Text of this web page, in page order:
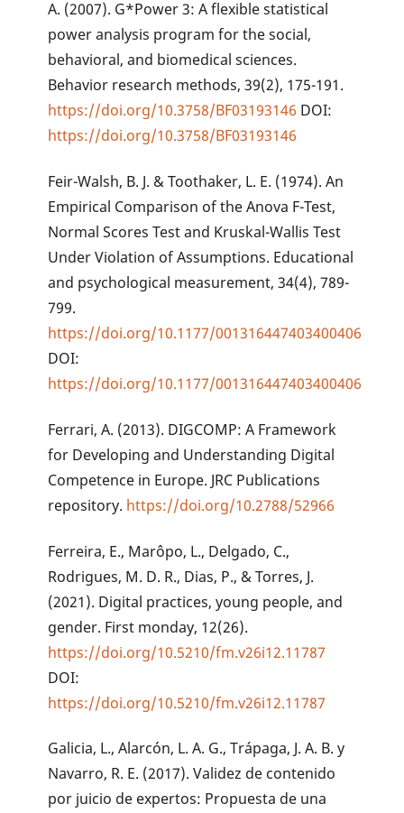
A. (2007). G*Power 3: A flexible statistical
power analysis program for the social,
behavioral, and biomedical sciences.
Behavior research methods, 39(2), 175-191.
https://doi.org/10.3758/BF03193146 DOI:
https://doi.org/10.3758/BF03193146
Feir-Walsh, B. J. & Toothaker, L. E. (1974). An
Empirical Comparison of the Anova F-Test,
Normal Scores Test and Kruskal-Wallis Test
Under Violation of Assumptions. Educational
and psychological measurement, 34(4), 789-
799.
https://doi.org/10.1177/001316447403400406
DOI:
https://doi.org/10.1177/001316447403400406
Ferrari, A. (2013). DIGCOMP: A Framework
for Developing and Understanding Digital
Competence in Europe. JRC Publications
repository. https://doi.org/10.2788/52966
Ferreira, E., Marôpo, L., Delgado, C.,
Rodrigues, M. D. R., Dias, P., & Torres, J.
(2021). Digital practices, young people, and
gender. First monday, 12(26).
https://doi.org/10.5210/fm.v26i12.11787
DOI:
https://doi.org/10.5210/fm.v26i12.11787
Galicia, L., Alarcón, L. A. G., Trápaga, J. A. B. y
Navarro, R. E. (2017). Validez de contenido
por juicio de expertos: Propuesta de una